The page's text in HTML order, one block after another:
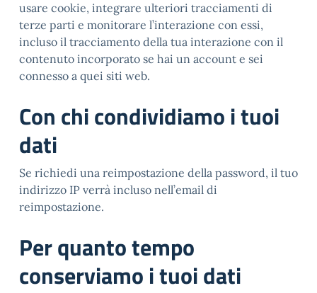
usare cookie, integrare ulteriori tracciamenti di
terze parti e monitorare l’interazione con essi,
incluso il tracciamento della tua interazione con il
contenuto incorporato se hai un account e sei
connesso a quei siti web.
Con chi condividiamo i tuoi
dati
Se richiedi una reimpostazione della password, il tuo
indirizzo IP verrà incluso nell’email di
reimpostazione.
Per quanto tempo
conserviamo i tuoi dati